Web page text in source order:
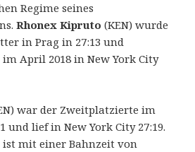
Regime seines
Rhonex Kipruto (KEN) wurde
in Prag in 27:13 und
April 2018 in New York City
war der Zweitplatzierte im
und lief in New York City 27:19.
ist mit einer Bahnzeit von